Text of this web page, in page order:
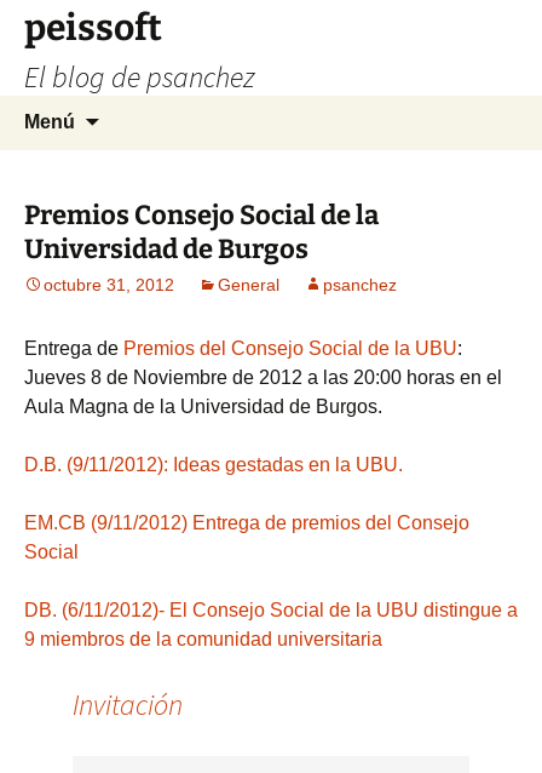
contenido
peissoft
El blog de psanchez
Menú
Premios Consejo Social de la
Universidad de Burgos
octubre 31, 2012 General psanchez
Entrega de Premios del Consejo Social de la UBU:
Jueves 8 de Noviembre de 2012 a las 20:00 horas en el
Aula Magna de la Universidad de Burgos.
D.B. (9/11/2012): Ideas gestadas en la UBU.
EM.CB (9/11/2012) Entrega de premios del Consejo
Social
DB. (6/11/2012)- El Consejo Social de la UBU distingue a
9 miembros de la comunidad universitaria
Invitación